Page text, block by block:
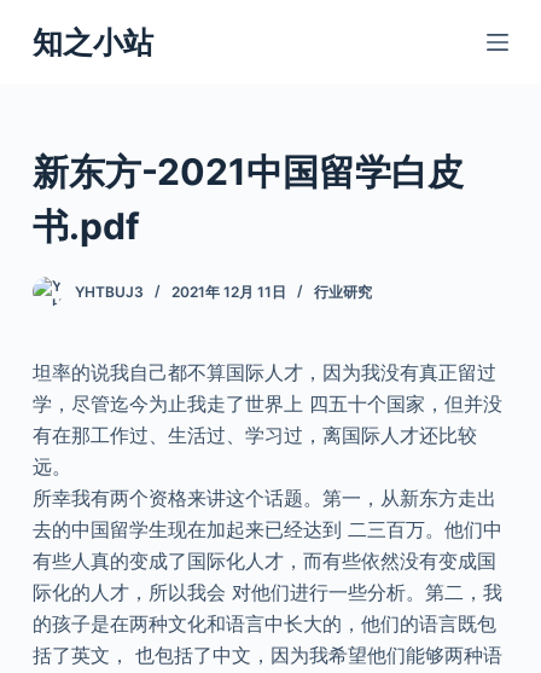
跳
过
知之小站
新东方-2021中国留学白皮
书.pdf
YHTBUJ3 2021年 12月 11日 行业研究
坦率的说我自己都不算国际人才，因为我没有真正留过
学，尽管迄今为止我走了世界上 四五十个国家，但并没
有在那工作过、生活过、学习过，离国际人才还比较
远。
所幸我有两个资格来讲这个话题。第一，从新东方走出
去的中国留学生现在加起来已经达到 二三百万。他们中
有些人真的变成了国际化人才，而有些依然没有变成国
际化的人才，所以我会 对他们进行一些分析。第二，我
的孩子是在两种文化和语言中长大的，他们的语言既包
括了英文， 也包括了中文，因为我希望他们能够两种语